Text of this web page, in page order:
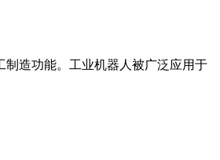
造功能。工业机器人被广泛应用于